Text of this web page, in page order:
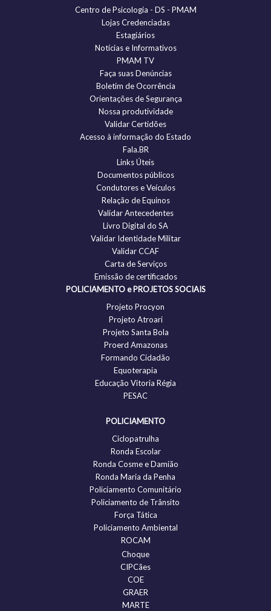
Centro de Psicologia - DS - PMAM
Lojas Credenciadas
Estagiários
Notícias e Informativos
PMAM TV
Faça suas Denúncias
Boletim de Ocorrência
Orientações de Segurança
Nossa produtividade
Validar Certidões
Acesso à informação do Estado
Fala.BR
Links Úteis
Documentos públicos
Condutores e Veículos
Relação de Equinos
Validar Antecedentes
Livro Digital do SA
Validar Identidade Militar
Validar CCAF
Carta de Serviços
Emissão de certificados
POLICIAMENTO e PROJETOS SOCIAIS
Projeto Procyon
Projeto Atroari
Projeto Santa Bola
Proerd Amazonas
Formando Cidadão
Equoterapia
Educação Vitoria Régia
PESAC
POLICIAMENTO
Ciclopatrulha
Ronda Escolar
Ronda Cosme e Damião
Ronda Maria da Penha
Policiamento Comunitário
Policiamento de Trânsito
Força Tática
Policiamento Ambiental
ROCAM
Choque
CIPCães
COE
GRAER
MARTE